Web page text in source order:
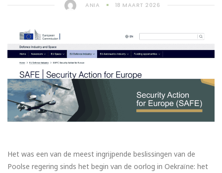
ANIA 18 MAART 2026
Het was een van de meest ingrijpende beslissingen van de
Poolse regering sinds het begin van de oorlog in Oekraïne: het